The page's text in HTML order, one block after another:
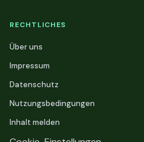
RECHTLICHES
Über uns
Impressum
Datenschutz
Nutzungsbedingungen
Inhalt melden